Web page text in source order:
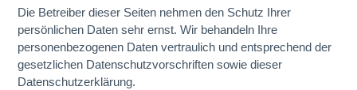
Die Betreiber dieser Seiten nehmen den Schutz Ihrer
persönlichen Daten sehr ernst. Wir behandeln Ihre
personenbezogenen Daten vertraulich und entsprechend der
gesetzlichen Datenschutzvorschriften sowie dieser
Datenschutzerklärung.